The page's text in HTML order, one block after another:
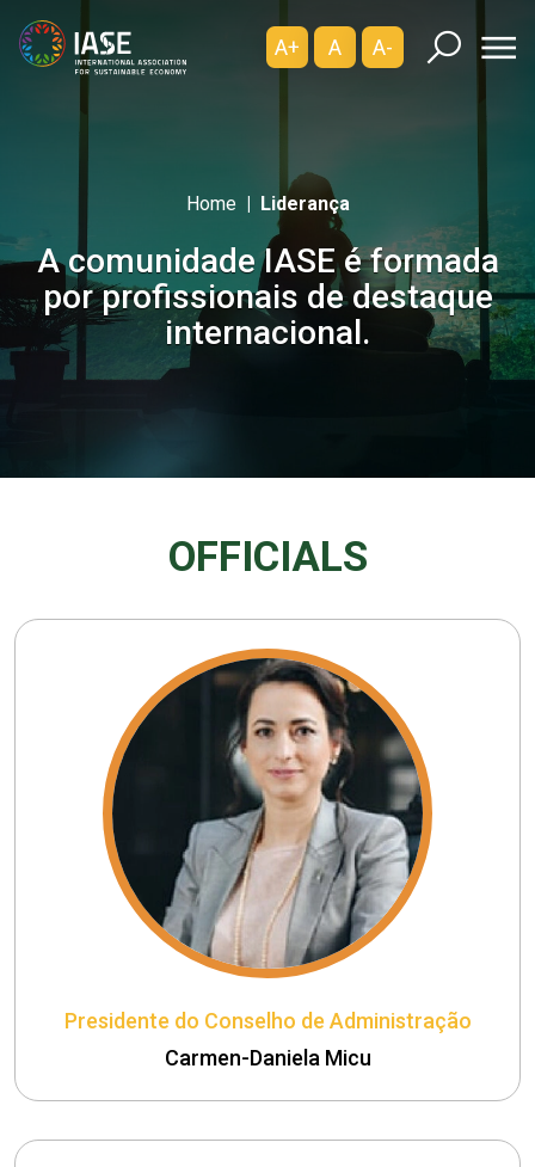
A+ A A-
Home Liderança
A comunidade IASE é formada
por profissionais de destaque
internacional.
OFFICIALS
Presidente do Conselho de Administração
Carmen-Daniela Micu